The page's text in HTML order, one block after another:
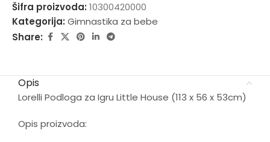
Šifra proizvoda: 10300420000
Kategorija: Gimnastika za bebe
Share:
Opis
Lorelli Podloga za Igru Little House (113 x 56 x 53cm)
Opis proizvoda: